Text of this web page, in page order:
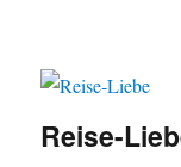
Reise-